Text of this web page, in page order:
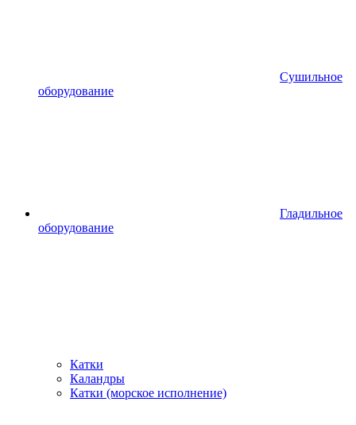
Сушильное
оборудование
Гладильное
оборудование
Катки
Каландры
Катки (морское исполнение)